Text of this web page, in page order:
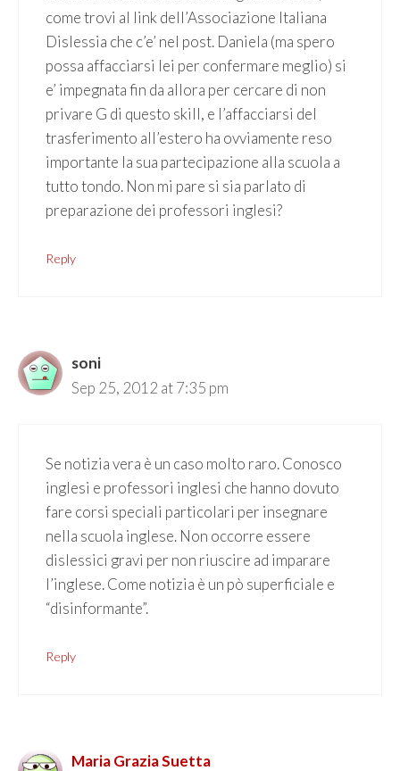
come trovi al link dell’Associazione Italiana
Dislessia che c’e’ nel post. Daniela (ma spero
possa affacciarsi lei per confermare meglio) si
e’ impegnata fin da allora per cercare di non
privare G di questo skill, e l’affacciarsi del
trasferimento all’estero ha ovviamente reso
importante la sua partecipazione alla scuola a
tutto tondo. Non mi pare si sia parlato di
preparazione dei professori inglesi?
Reply
soni
Sep 25, 2012 at 7:35 pm
Se notizia vera è un caso molto raro. Conosco
inglesi e professori inglesi che hanno dovuto
fare corsi speciali particolari per insegnare
nella scuola inglese. Non occorre essere
dislessici gravi per non riuscire ad imparare
l’inglese. Come notizia è un pò superficiale e
“disinformante”.
Reply
Maria Grazia Suetta